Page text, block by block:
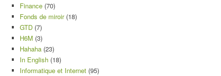
Finance (70)
Fonds de miroir(18)
GTD (7)
H6M (3)
Hahaha (23)
In English (18)
Informatique et Internet (95)